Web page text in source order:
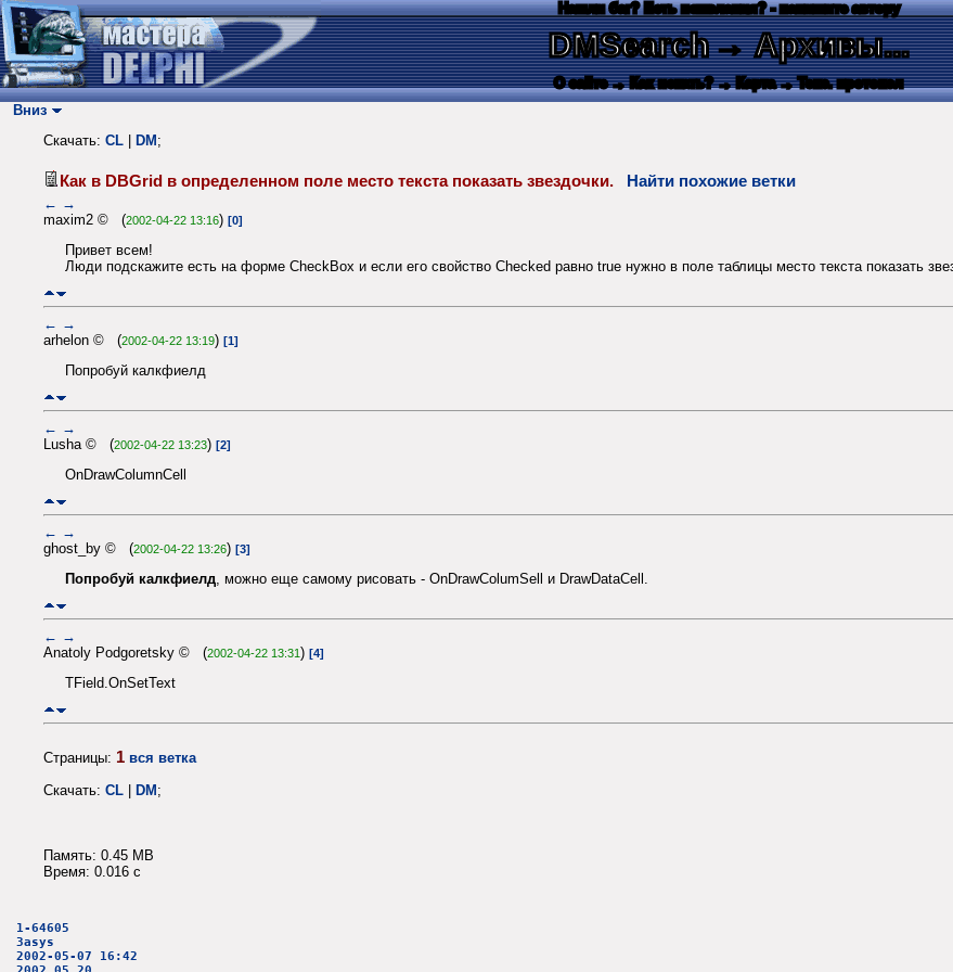
Нашли баг? Есть пожелания? - напишите автору
DMSearch→ Архивы...
О сайте → Как искать? → Карта → Текс. протокол
Вниз
Скачать: CL DM ;
Как в DBGrid в определенном поле место текста показать звездочки. Найти похожие ветки
← →
maxim2 © (2002-04-22 13:16) [0]
Привет всем!
Люди подскажите есть на форме CheckBox и если его свойство Checked равно true нужно в поле таблицы место текста показать
← →
arhelon © (2002-04-22 13:19) [1]
Попробуй калкфиелд
← →
Lusha © (2002-04-22 13:23) [2]
OnDrawColumnCell
← →
ghost_by © (2002-04-22 13:26) [3]
Попробуй калкфиелд, можно еще самому рисовать - OnDrawColumSell и DrawDataCell.
← →
Anatoly Podgoretsky © (2002-04-22 13:31) [4]
TField.OnSetText
Страницы: 1 вся ветка
Скачать: CL | DM;
Память: 0.45 MB
Время: 0.016 c
1-64605
3asys
2002-05-07 16:42